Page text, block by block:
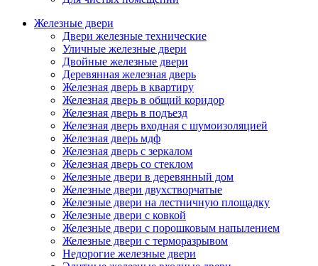
Железные двери
Двери железные технические
Уличные железные двери
Двойные железные двери
Деревянная железная дверь
Железная дверь в квартиру
Железная дверь в общий коридор
Железная дверь в подъезд
Железная дверь входная с шумоизоляцией
Железная дверь мдф
Железная дверь с зеркалом
Железная дверь со стеклом
Железные двери в деревянный дом
Железные двери двухстворчатые
Железные двери на лестничную площадку
Железные двери с ковкой
Железные двери с порошковым напылением
Железные двери с терморазрывом
Недорогие железные двери